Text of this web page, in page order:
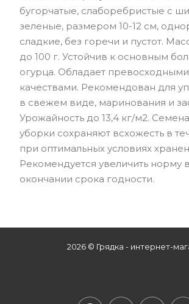
бугорчатые, слаборебристые с
зеленые, размером 10-12 см,
сладкие, без горечи и пустот.
до 100 г. Устойчив к основным
огурца. Обладает
качествами. Рекомендован для
в свежем виде, маринования и
Урожайность до 13,4 кг/м2.
уборки сохраняют всхожесть в
при оптимальных условиях
Рекомендуется увеличить норму
окончании срока годности.
2026 © Грядка - интернет-